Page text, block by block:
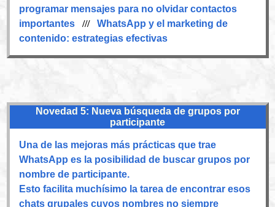
programar mensajes para no olvidar contactos
importantes/// WhatsApp y el marketing de
contenido: estrategias efectivas
Novedad 5: Nueva búsqueda de grupos por
participante
Una de las mejoras más prácticas que trae
WhatsApp es la posibilidad de buscar grupos por
nombre de participante.
Esto facilita muchísimo la tarea de encontrar esos
chats grupales cuyos nombres no siempre